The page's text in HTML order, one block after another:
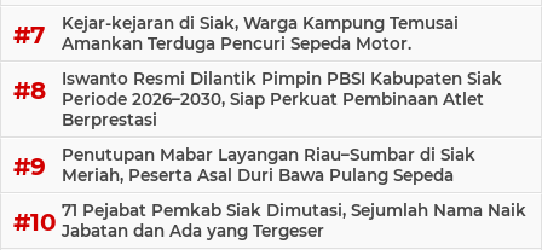
Kejar-kejaran di Siak, Warga Kampung Temusai
Amankan Terduga Pencuri Sepeda Motor.
Iswanto Resmi Dilantik Pimpin PBSI Kabupaten Siak
Periode 2026–2030, Siap Perkuat Pembinaan Atlet
Berprestasi
Penutupan Mabar Layangan Riau–Sumbar di Siak
Meriah, Peserta Asal Duri Bawa Pulang Sepeda
71 Pejabat Pemkab Siak Dimutasi, Sejumlah Nama Naik
Jabatan dan Ada yang Tergeser